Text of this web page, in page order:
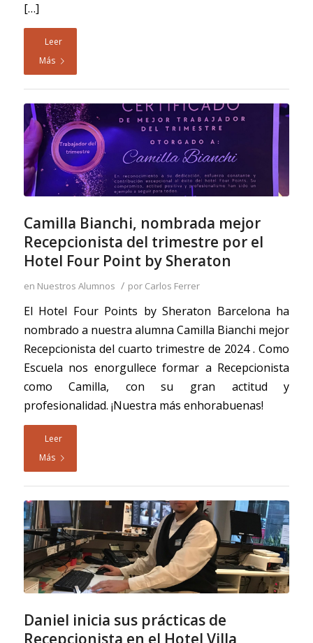
[…]
Leer
Más
Camilla Bianchi, nombrada mejor
Recepcionista del trimestre por el
Hotel Four Point by Sheraton
en Nuestros Alumnos / por Carlos Ferrer
El Hotel Four Points by Sheraton Barcelona ha
nombrado a nuestra alumna Camilla Bianchi mejor
Recepcionista del cuarto trimestre de 2024 . Como
Escuela nos enorgullece formar a Recepcionista
como Camilla, con su gran actitud y
profesionalidad. ¡Nuestra más enhorabuenas!
Leer
Más
Daniel inicia sus prácticas de
Recepcionista en el Hotel Villa